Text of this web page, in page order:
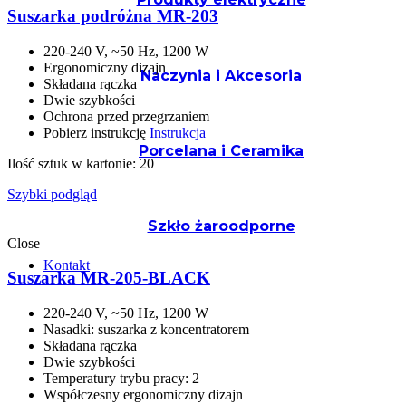
Naczynia i Akcesoria
Porcelana i Ceramika
Szkło żaroodporne
Kontakt
Suszarka podróżna MR-203
220-240 V, ~50 Hz, 1200 W
Ergonomiczny dizajn
Składana rączka
Dwie szybkości
Ochrona przed przegrzaniem
Pobierz instrukcję Instrukcja
Ilość sztuk w kartonie: 20
Szybki podgląd
Close
Suszarka MR-205-BLACK
220-240 V, ~50 Hz, 1200 W
Nasadki: suszarka z koncentratorem
Składana rączka
Dwie szybkości
Temperatury trybu pracy: 2
Współczesny ergonomiczny dizajn